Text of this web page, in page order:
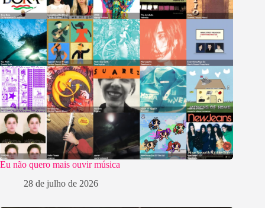
Eu não quero mais ouvir música
28 de julho de 2026